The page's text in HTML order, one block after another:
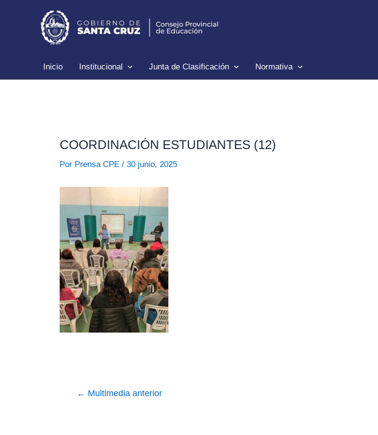
Inicio Institucional Junta de Clasificación Normativa
COORDINACIÓN ESTUDIANTES (12)
Por Prensa CPE / 30 junio, 2025
Navegación
← Multimedia anterior